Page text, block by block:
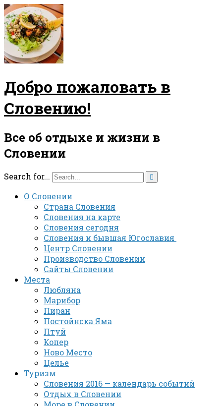
Добро пожаловать в
Словению!
Все об отдыхе и жизни в
Словении
Search for... 
О Словении
Страна Словения
Словения на карте
Словения сегодня
Словения и бывшая Югославия
Центр Словении
Производство Словении
Сайты Словении
Места
Любляна
Марибор
Пиран
Постойнска Яма
Птуй
Копер
Ново Место
Целье
Туризм
Словения 2016 — календарь событий
Отдых в Словении